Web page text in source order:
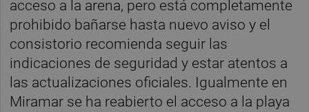
acceso a la arena, pero está completamente
prohibido bañarse hasta nuevo aviso y el
consistorio recomienda seguir las
indicaciones de seguridad y estar atentos a
las actualizaciones oficiales. Igualmente en
Miramar se ha reabierto el acceso a la playa